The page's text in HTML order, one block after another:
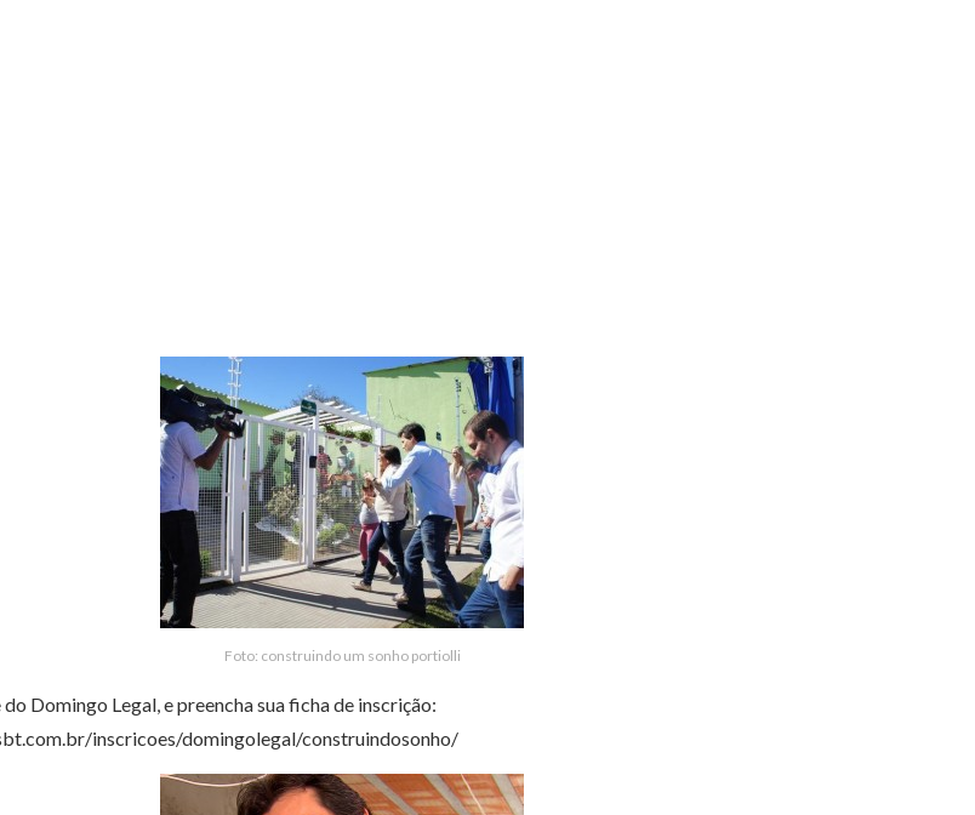
Foto: construindo um sonho portiolli
Domingo Legal, e preencha sua ficha de inscrição:
inscricoes/domingolegal/construindosonho/